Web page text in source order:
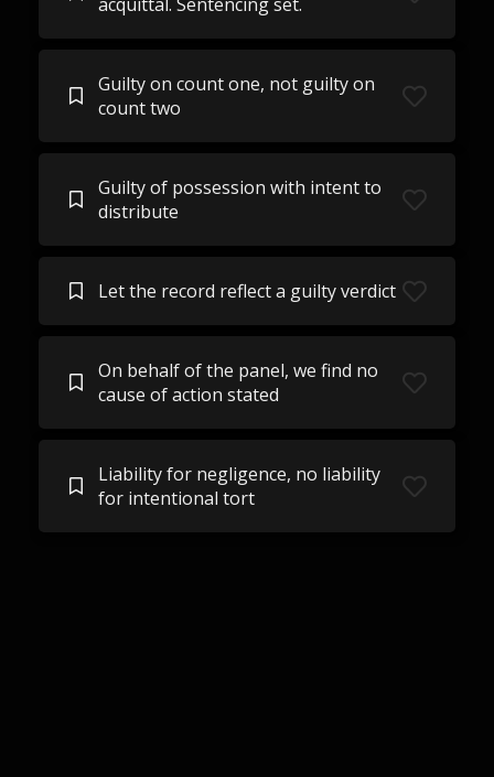
Guilty on count one, not guilty on
count two
Guilty of possession with intent to
distribute
Let the record reflect a guilty verdict
On behalf of the panel, we find no
cause of action stated
Liability for negligence, no liability
for intentional tort